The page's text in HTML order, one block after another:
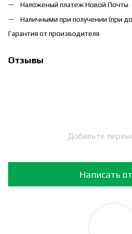
Наложеный платеж Новой Почты
Наличными при получении (при
Гарантия от производителя
Отзывы
Добавьте
Написать